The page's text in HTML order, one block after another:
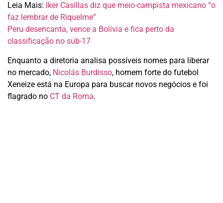
Leia Mais: Iker Casillas diz que meio-campista mexicano “o
faz lembrar de Riquelme”
Peru desencanta, vence a Bolívia e fica perto da
classificação no sub-17
Enquanto a diretoria analisa possíveis nomes para liberar
no mercado, Nicolás Burdisso, homem forte do futebol
Xeneize está na Europa para buscar novos negócios e foi
flagrado no CT da Roma.